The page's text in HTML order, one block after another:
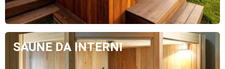
SAUNE DA INTERNI